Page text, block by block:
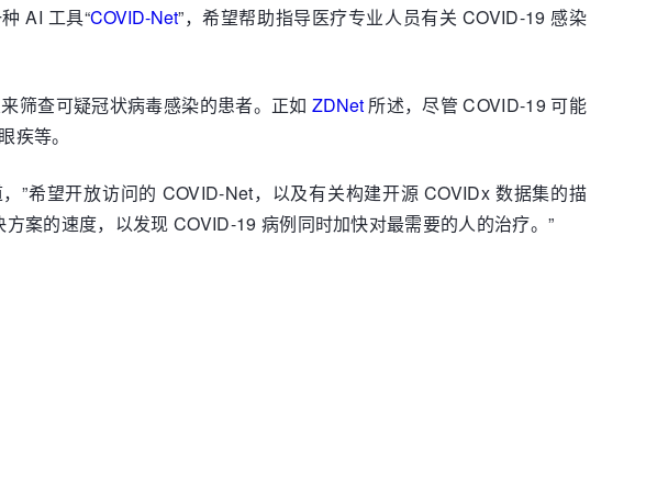
AI 工具“COVID-Net”，希望帮助指导医疗专业人员有关 COVID-19 感染
筛查可疑冠状病毒感染的患者。正如 ZDNet所述，尽管 COVID-19 可能
疾等。
”希望开放访问的 COVID-Net，以及有关构建开源 COVIDx 数据集的描
案的速度，以发现 COVID-19 病例同时加快对最需要的人的治疗。”